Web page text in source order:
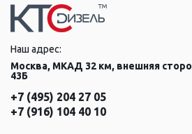
Наш адрес:
Москва, МКАД 32 км, внешняя
43Б
+7 (495) 204 27 05
+7 (916) 104 40 10